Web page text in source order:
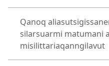
Qanoq
silarsuarmi matumani
misilittariaqanngilavut